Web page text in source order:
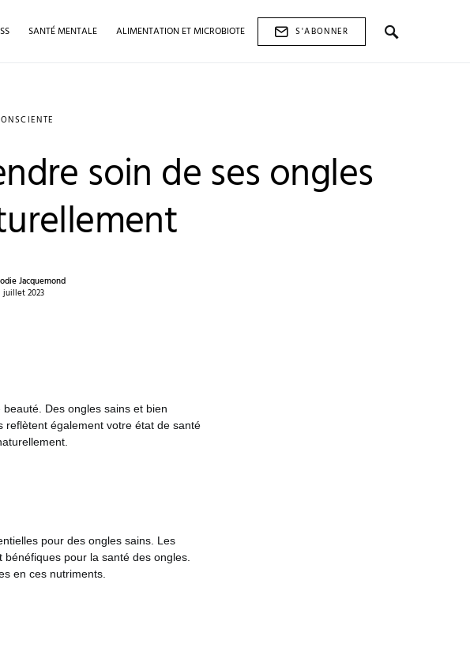
SANTÉ MENTALE ALIMENTATION ET MICROBIOTE
S'ABONNER
soin de ses ongles
Jacquemond
juillet 2023
Des ongles sains et bien
reflètent également votre état de santé
pour des ongles sains. Les
pour la santé des ongles.
en ces nutriments.